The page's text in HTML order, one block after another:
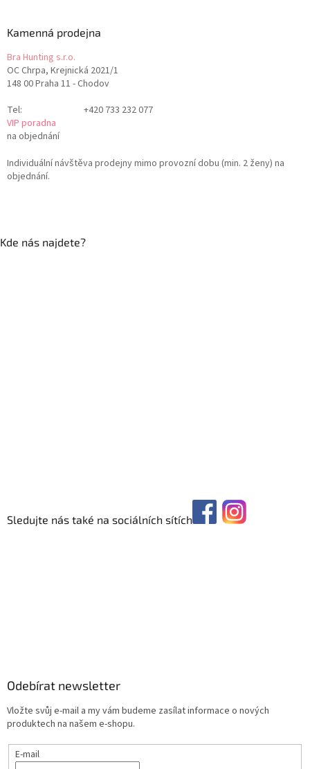
Kamenná prodejna
Bra Hunting s.r.o.
OC Chrpa, Krejnická 2021/1
148 00 Praha 11 - Chodov
Tel:
+420 733 232 077
VIP poradna
na objednání
Individuální návštěva prodejny mimo provozní dobu (min. 2 ženy) na
objednání.
Kde nás najdete?
Sledujte nás také na sociálních sítích
Odebírat newsletter
Vložte svůj e-mail a my vám budeme zasílat informace o nových
produktech na našem e-shopu.
E-mail